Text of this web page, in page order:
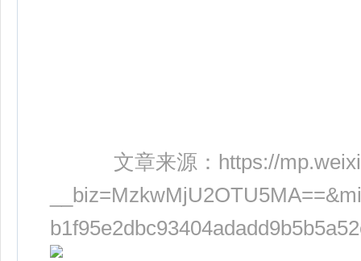
文章来源： https://